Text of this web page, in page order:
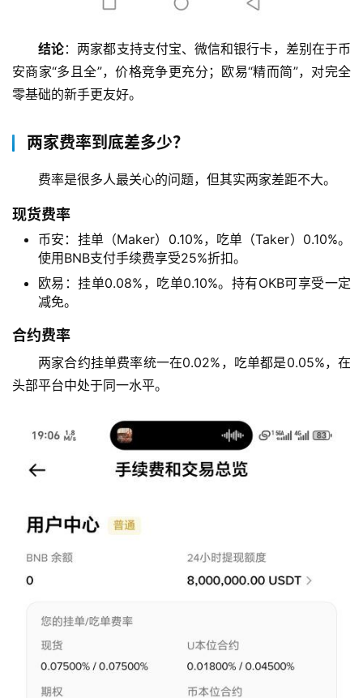
所
手
续
计
定
投
计
器
结论：两家都支持支付宝、微信和银行卡，差别在于币
安商家“多且全”，价格竞争更充分；欧易“精而简”，对完全
零基础的新手更友好。
两家费率到底差多少？
费率是很多人最关心的问题，但其实两家差距不大。
现货费率
币安：挂单（Maker）0.10%，吃单（Taker）0.10%。
使用BNB支付手续费享受25%折扣。
欧易：挂单0.08%，吃单0.10%。持有OKB可享受一定
减免。
合约费率
两家合约挂单费率统一在0.02%，吃单都是0.05%，在
头部平台中处于同一水平。